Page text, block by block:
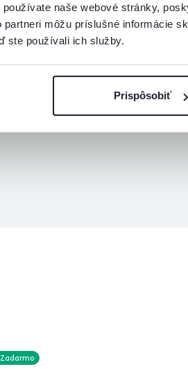
naše webové stránky,
partneri môžu príslušné informácie
ste používali ich služby.
Prispôsobiť
Overený nákup
Zadarmo